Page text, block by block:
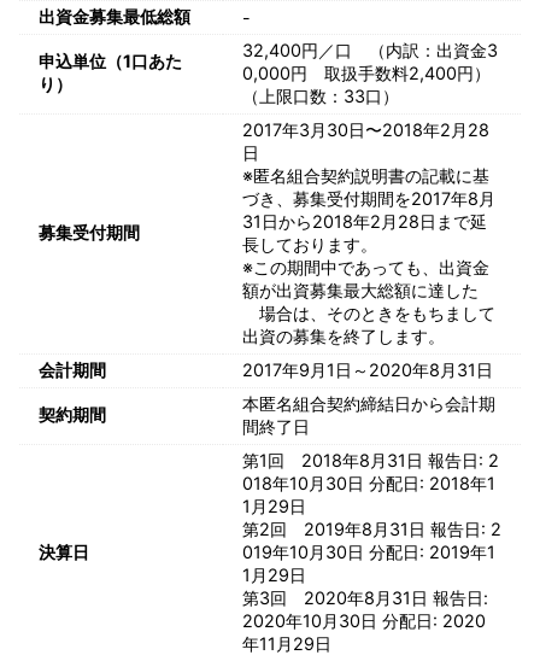
出資金募集最低総額 -
申込単位（1口あた
り）
32,400円／口 （内訳：出資金3
0,000円 取扱手数料2,400円）
（上限口数：33口）
募集受付期間
2017年3月30日〜2018年2月28
日
※匿名組合契約説明書の記載に基
づき、募集受付期間を2017年8月
31日から2018年2月28日まで延
長しております。
※この期間中であっても、出資金
額が出資募集最大総額に達した
場合は、そのときをもちまして
出資の募集を終了します。
会計期間
2017年9月1日～2020年8月31日
契約期間
本匿名組合契約締結日から会計期
間終了日
決算日
第1回 2018年8月31日 報告日: 2
018年10月30日 分配日: 2018年1
1月29日
第2回 2019年8月31日 報告日: 2
019年10月30日 分配日: 2019年1
1月29日
第3回 2020年8月31日 報告日:
2020年10月30日 分配日: 2020
年11月29日